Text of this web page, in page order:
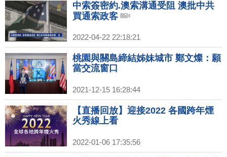
中索簽密約.澳索溝通受阻 澳批中共
買通索政客
2022-04-22 22:18:21
桃園與關島締結姊妹城市 鄭文燦：願
當交流窗口
2021-12-15 16:28:44
【直播回放】迎接2022 各國跨年煙
火秀線上看
2022-01-06 17:35:56